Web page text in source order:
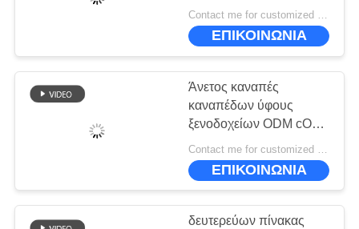
ΖΗΤΉΣΤΕ
SITEMAP
τμηματικών καναπέδων
αφρού υψηλής
πυκνότητας
Contact me for customized MOQ:10
ΕΠΙΚΟΙΝΩΝΙΑ
Άνετος καναπές
καναπέδων ύφους
ξενοδοχείων ODM cOem
για το καθιστικό
230*98*90cm
ΕΠΙΚΟΙΝΩΝΙΑ
δευτερεύων πίνακας